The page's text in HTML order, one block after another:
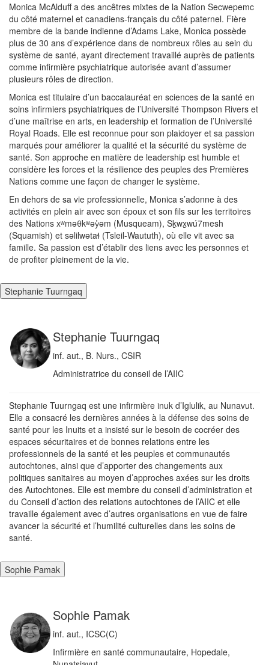
Monica McAlduff a des ancêtres mixtes de la Nation Secwepemc
du côté maternel et canadiens-français du côté paternel. Fière
membre de la bande indienne d’Adams Lake, Monica possède
plus de 30 ans d’expérience dans de nombreux rôles au sein du
système de santé, ayant directement travaillé auprès de patients
comme infirmière psychiatrique autorisée avant d’assumer
plusieurs rôles de direction.
Monica est titulaire d’un baccalauréat en sciences de la santé en
soins infirmiers psychiatriques de l’Université Thompson Rivers et
d’une maîtrise en arts, en leadership et formation de l’Université
Royal Roads. Elle est reconnue pour son plaidoyer et sa passion
marqués pour améliorer la qualité et la sécurité du système de
santé. Son approche en matière de leadership est humble et
considère les forces et la résilience des peuples des Premières
Nations comme une façon de changer le système.
En dehors de sa vie professionnelle, Monica s’adonne à des
activités en plein air avec son époux et son fils sur les territoires
des Nations xʷməθkʷəy̓əm (Musqueam), Sḵwx̱wú7mesh
(Squamish) et səlilwətaɬ (Tsleil-Waututh), où elle vit avec sa
famille. Sa passion est d’établir des liens avec les personnes et
de profiter pleinement de la vie.
Stephanie Tuurngaq
Stephanie Tuurngaq
inf. aut., B. Nurs., CSIR
Administratrice du conseil de l’AIIC
Stephanie Tuurngaq est une infirmière inuk d’Iglulik, au Nunavut.
Elle a consacré les dernières années à la défense des soins de
santé pour les Inuits et a insisté sur le besoin de cocréer des
espaces sécuritaires et de bonnes relations entre les
professionnels de la santé et les peuples et communautés
autochtones, ainsi que d’apporter des changements aux
politiques sanitaires au moyen d’approches axées sur les droits
des Autochtones. Elle est membre du conseil d’administration et
du Conseil d’action des relations autochtones de l’AIIC et elle
travaille également avec d’autres organisations en vue de faire
avancer la sécurité et l’humilité culturelles dans les soins de
santé.
Sophie Pamak
Sophie Pamak
inf. aut., ICSC(C)
Infirmière en santé communautaire, Hopedale,